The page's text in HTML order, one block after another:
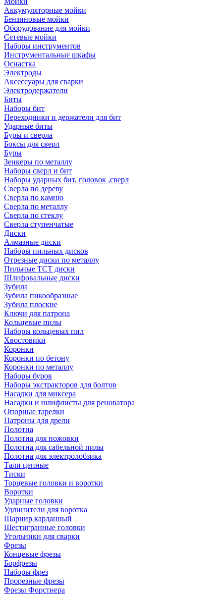
Аккумуляторные мойки
Бензиновые мойки
Оборудование для мойки
Сетевые мойки
Наборы инструментов
Инструментальные шкафы
Оснастка
Электроды
Аксессуары для сварки
Электродержатели
Биты
Наборы бит
Переходники и держатели для бит
Ударные биты
Буры и сверла
Боксы для сверл
Буры
Зенкеры по металлу
Наборы сверл и бит
Наборы ударных бит, головок ,сверл
Сверла по дереву
Сверла по камню
Сверла по металлу
Сверла по стеклу
Сверла ступенчатые
Диски
Алмазные диски
Наборы пильных дисков
Отрезные диски по металлу
Пильные TCT диски
Шлифовальные диски
Зубила
Зубила пикообразные
Зубила плоские
Ключи для патрона
Кольцевые пилы
Наборы кольцевых пил
Хвостовики
Коронки
Коронки по бетону
Коронки по металлу
Наборы буров
Наборы экстракторов для болтов
Насадки для миксера
Насадки и шлифлисты для реноватора
Опорные тарелки
Патроны для дрели
Полотна
Полотна для ножовки
Полотна для сабельной пилы
Полотна для электролобзика
Тали цепные
Тиски
Торцевые головки и воротки
Воротки
Ударные головки
Удлинители для воротка
Шарнир карданный
Шестигранные головки
Угольники для сварки
Фрезы
Концевые фрезы
Борфрезы
Наборы фрез
Прорезные фрезы
Фрезы Форстнера